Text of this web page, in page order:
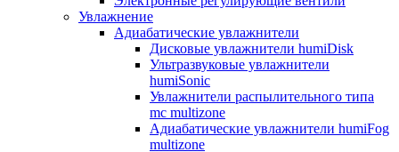
Увлажнение
Адиабатические увлажнители
Дисковые увлажнители humiDisk
Ультразвуковые увлажнители
humiSonic
Увлажнители распылительного типа
mc multizone
Адиабатические увлажнители humiFog
multizone